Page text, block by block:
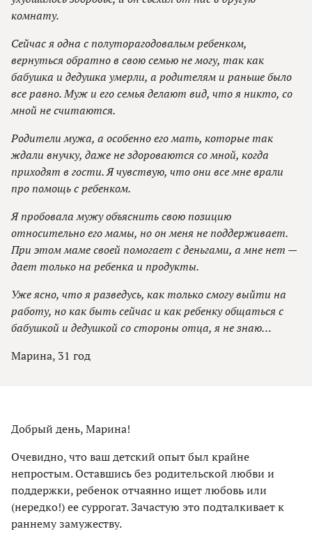
комнату.
Сейчас я одна с полуторагодовалым ребенком,
вернуться обратно в свою семью не могу, так как
бабушка и дедушка умерли, а родителям и раньше было
все равно. Муж и его семья делают вид, что я никто, со
мной не считаются.
Родители мужа, а особенно его мать, которые так
ждали внучку, даже не здороваются со мной, когда
приходят в гости. Я чувствую, что они все мне врали
про помощь с ребенком.
Я пробовала мужу объяснить свою позицию
относительно его мамы, но он меня не поддерживает.
При этом маме своей помогает с деньгами, а мне нет —
дает только на ребенка и продукты.
Уже ясно, что я разведусь, как только смогу выйти на
работу, но как быть сейчас и как ребенку общаться с
бабушкой и дедушкой со стороны отца, я не знаю…
Марина, 31 год
Добрый день, Марина!
Очевидно, что ваш детский опыт был крайне
непростым. Оставшись без родительской любви и
поддержки, ребенок отчаянно ищет любовь или
(нередко!) ее суррогат. Зачастую это подталкивает к
раннему замужеству.